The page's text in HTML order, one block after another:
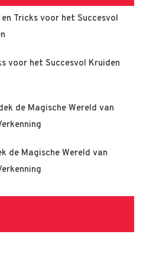
en Tricks voor het Succesvol
voor het Succesvol Kruiden
de Magische Wereld van
de Magische Wereld van